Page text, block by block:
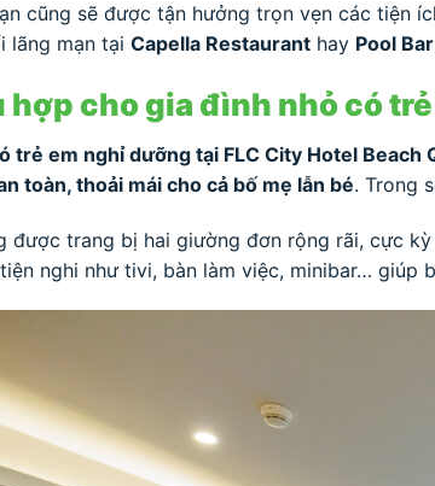
cũng sẽ được tận hưởng trọn vẹn các tiện
lãng mạn tại Capella Restaurant hay Pool Bar
hợp cho gia đình nhỏ có
trẻ em nghỉ dưỡng tại FLC City Hotel Beach
toàn, thoải mái cho cả bố mẹ lẫn bé. Trong
được trang bị hai giường đơn rộng rãi, cực
nghi như tivi, bàn làm việc, minibar…